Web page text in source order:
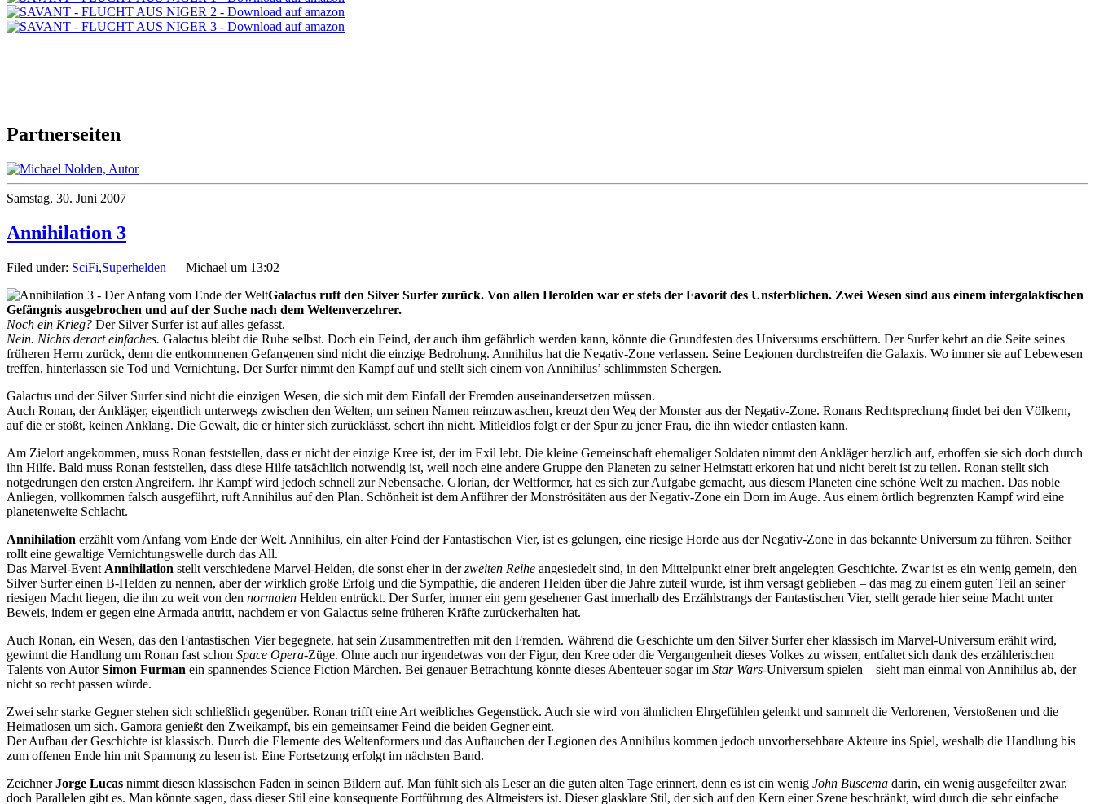
Partnerseiten
Samstag, 30. Juni 2007
Annihilation 3
Filed under: SciFi,Superhelden — Michael um 13:02
Galactus ruft den Silver Surfer zurück. Von allen Herolden war er stets der Favorit des Unsterblichen. Zwei Wesen sind aus einem intergalaktischen
Gefängnis ausgebrochen und auf der Suche nach dem Weltenverzehrer.
Noch ein Krieg? Der Silver Surfer ist auf alles gefasst.
Nein. Nichts derart einfaches. Galactus bleibt die Ruhe selbst. Doch ein Feind, der auch ihm gefährlich werden kann, könnte die Grundfesten des Universums erschüttern. Der Surfer kehrt an die Seite seines
früheren Herrn zurück, denn die entkommenen Gefangenen sind nicht die einzige Bedrohung. Annihilus hat die Negativ-Zone verlassen. Seine Legionen durchstreifen die Galaxis. Wo immer sie auf Lebewesen
treffen, hinterlassen sie Tod und Vernichtung. Der Surfer nimmt den Kampf auf und stellt sich einem von Annihilus’ schlimmsten Schergen.
Galactus und der Silver Surfer sind nicht die einzigen Wesen, die sich mit dem Einfall der Fremden auseinandersetzen müssen.
Auch Ronan, der Ankläger, eigentlich unterwegs zwischen den Welten, um seinen Namen reinzuwaschen, kreuzt den Weg der Monster aus der Negativ-Zone. Ronans Rechtsprechung findet bei den Völkern,
auf die er stößt, keinen Anklang. Die Gewalt, die er hinter sich zurücklässt, schert ihn nicht. Mitleidlos folgt er der Spur zu jener Frau, die ihn wieder entlasten kann.
Am Zielort angekommen, muss Ronan feststellen, dass er nicht der einzige Kree ist, der im Exil lebt. Die kleine Gemeinschaft ehemaliger Soldaten nimmt den Ankläger herzlich auf, erhoffen sie sich doch durch
ihn Hilfe. Bald muss Ronan feststellen, dass diese Hilfe tatsächlich notwendig ist, weil noch eine andere Gruppe den Planeten zu seiner Heimstatt erkoren hat und nicht bereit ist zu teilen. Ronan stellt sich
notgedrungen den ersten Angreifern. Ihr Kampf wird jedoch schnell zur Nebensache. Glorian, der Weltformer, hat es sich zur Aufgabe gemacht, aus diesem Planeten eine schöne Welt zu machen. Das noble
Anliegen, vollkommen falsch ausgeführt, ruft Annihilus auf den Plan. Schönheit ist dem Anführer der Monströsitäten aus der Negativ-Zone ein Dorn im Auge. Aus einem örtlich begrenzten Kampf wird eine
planetenweite Schlacht.
Annihilation erzählt vom Anfang vom Ende der Welt. Annihilus, ein alter Feind der Fantastischen Vier, ist es gelungen, eine riesige Horde aus der Negativ-Zone in das bekannte Universum zu führen. Seither
rollt eine gewaltige Vernichtungswelle durch das All.
Das Marvel-Event Annihilation stellt verschiedene Marvel-Helden, die sonst eher in derzweiten Reihe angesiedelt sind, in den Mittelpunkt einer breit angelegten Geschichte. Zwar ist es ein wenig gemein, den
Silver Surfer einen B-Helden zu nennen, aber der wirklich große Erfolg und die Sympathie, die anderen Helden über die Jahre zuteil wurde, ist ihm versagt geblieben – das mag zu einem guten Teil an seiner
riesigen Macht liegen, die ihn zu weit von den normalen Helden entrückt. Der Surfer, immer ein gern gesehener Gast innerhalb des Erzählstrangs der Fantastischen Vier, stellt gerade hier seine Macht unter
Beweis, indem er gegen eine Armada antritt, nachdem er von Galactus seine früheren Kräfte zurückerhalten hat.
Auch Ronan, ein Wesen, das den Fantastischen Vier begegnete, hat sein Zusammentreffen mit den Fremden. Während die Geschichte um den Silver Surfer eher klassisch im Marvel-Universum erählt wird,
gewinnt die Handlung um Ronan fast schon Space Opera-Züge. Ohne auch nur irgendetwas von der Figur, den Kree oder die Vergangenheit dieses Volkes zu wissen, entfaltet sich dank des erzählerischen
Talents von AutorSimon Furman ein spannendes Science Fiction Märchen. Bei genauer Betrachtung könnte dieses Abenteuer sogar im Star Wars-Universum spielen – sieht man einmal von Annihilus ab, der
nicht so recht passen würde.
Zwei sehr starke Gegner stehen sich schließlich gegenüber. Ronan trifft eine Art weibliches Gegenstück. Auch sie wird von ähnlichen Ehrgefühlen gelenkt und sammelt die Verlorenen, Verstoßenen und die
Heimatlosen um sich. Gamora genießt den Zweikampf, bis ein gemeinsamer Feind die beiden Gegner eint.
Der Aufbau der Geschichte ist klassisch. Durch die Elemente des Weltenformers und das Auftauchen der Legionen des Annihilus kommen jedoch unvorhersehbare Akteure ins Spiel, weshalb die Handlung bis
zum offenen Ende hin mit Spannung zu lesen ist. Eine Fortsetzung erfolgt im nächsten Band.
ZeichnerJorge Lucas nimmt diesen klassischen Faden in seinen Bildern auf. Man fühlt sich als Leser an die guten alten Tage erinnert, denn es ist ein wenig John Buscema darin, ein wenig ausgefeilter zwar,
doch Parallelen gibt es. Man könnte sagen, dass dieser Stil eine konsequente Fortführung des Altmeisters ist. Dieser glasklare Stil, der sich auf den Kern einer Szene beschränkt, wird durch die sehr einfache